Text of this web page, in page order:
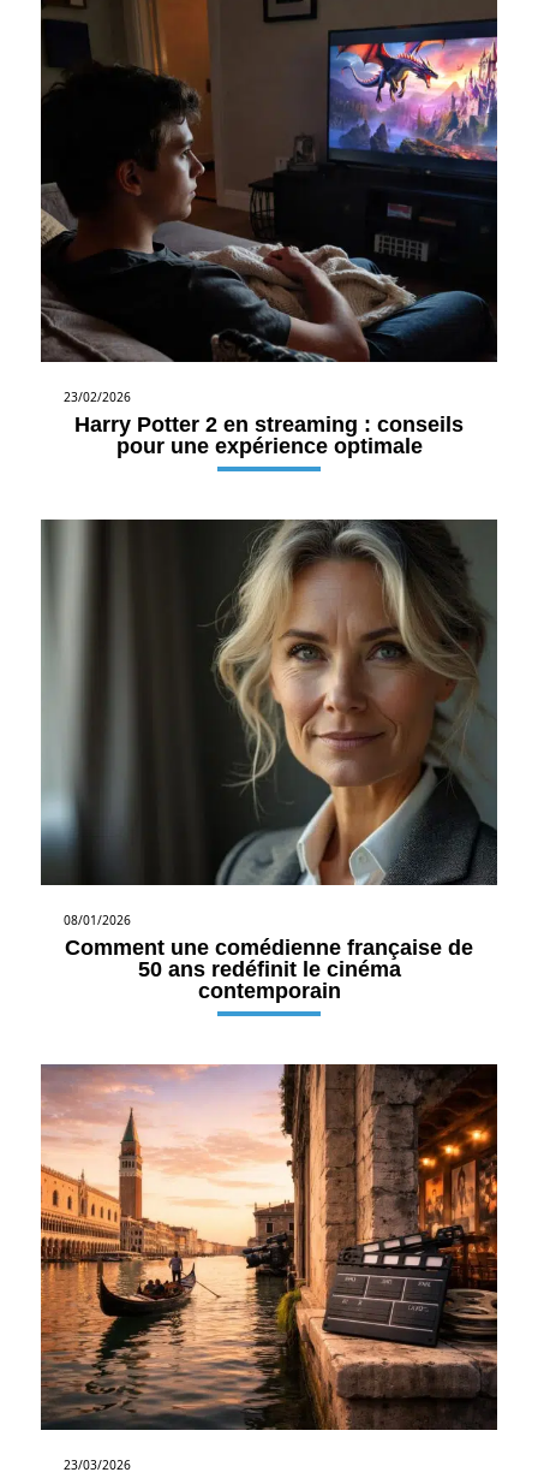
23/02/2026
Harry Potter 2 en streaming : conseils
pour une expérience optimale
08/01/2026
Comment une comédienne française de
50 ans redéfinit le cinéma
contemporain
23/03/2026